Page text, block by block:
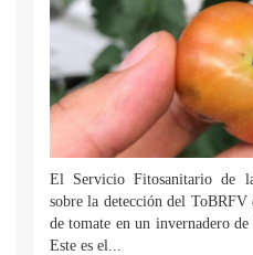
El Servicio Fitosanitario de
sobre la detección del ToBRFV
de tomate en un invernadero
Este es el...